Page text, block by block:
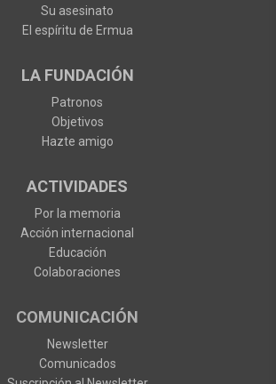
Su asesinato
El espíritu de Ermua
LA FUNDACIÓN
Patronos
Objetivos
Hazte amigo
ACTIVIDADES
Por la memoria
Acción internacional
Educación
Colaboraciones
COMUNICACIÓN
Newsletter
Comunicados